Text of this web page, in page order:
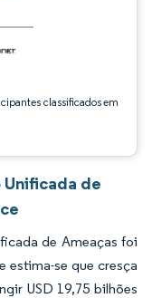
classificados em
de
de Ameaças foi
estima-se que cresça
USD 19,75 bilhões